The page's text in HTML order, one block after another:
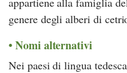
genere degli alberi di
Nomi alternativi
Nei paesi di lingua